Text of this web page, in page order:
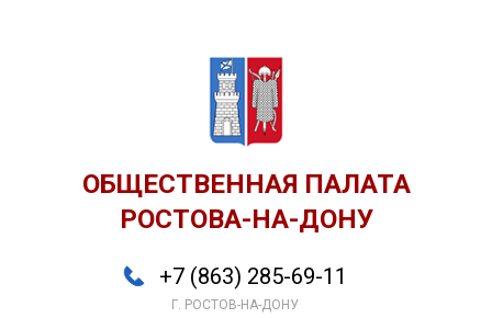
ОБЩЕСТВЕННАЯ ПАЛАТА
РОСТОВА-НА-ДОНУ
+7 (863) 285-69-11
Г. РОСТОВ-НА-ДОНУ